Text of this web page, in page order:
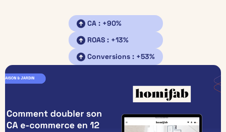
CA : +90%
ROAS : +13%
Conversions : +53%